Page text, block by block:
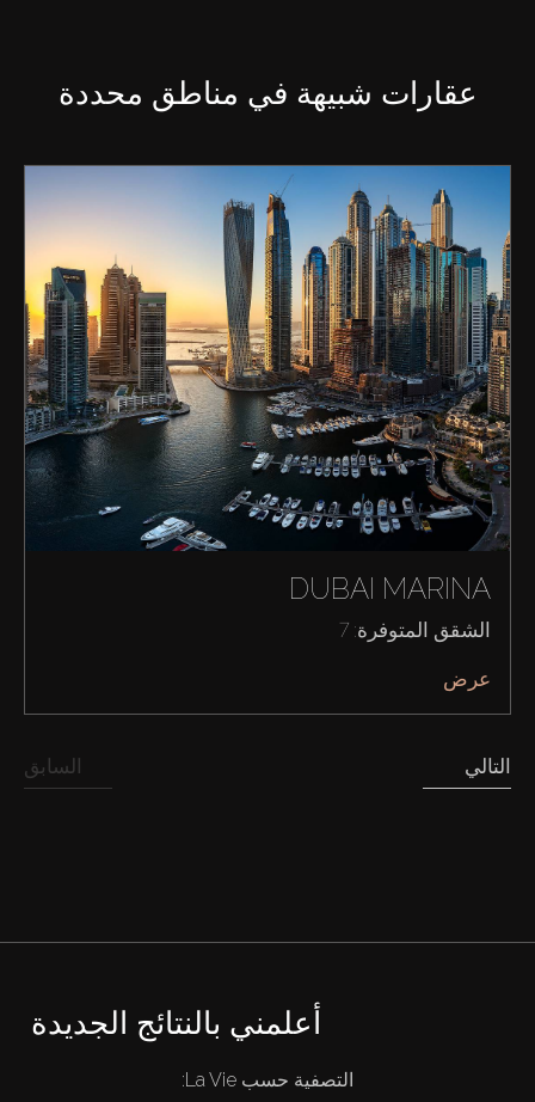
عقارات شبيهة في مناطق محددة
DUBAI MARINA
الشقق المتوفرة: 7
عرض
السابق التالي
أعلمني بالنتائج الجديدة
التصفية حسب La Vie: